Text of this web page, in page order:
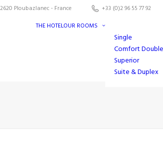
Ploubazlanec - France
+33 (0)2 96 55 77 92
THE HOTELOUR ROOMS
Single
Comfort Double
Superior
Suite & Duplex